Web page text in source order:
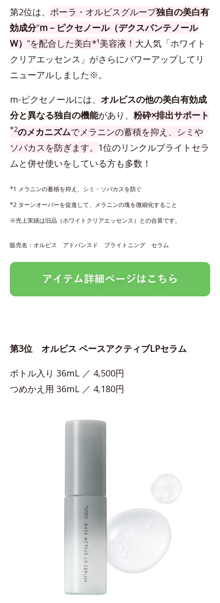
第2位は、 ポーラ・オルビスグループ独自の美白有
効成分“m－ピクセノール（デクスパンテノール
W） ”を配合した美白*¹美容液！ 大人気「ホワイト
クリアエッセンス」がさらにパワーアップしてリ
ニューアルしました※。
m-ピクセノールには、 オルビスの他の美白有効成
分と異なる独自の機能があり、 粉砕×排出サポート
*2のメカニズムでメラニンの蓄積を抑え、シミや
ソバカスを防ぎます。 1位のリンクルブライトセラ
ムと併せ使いをしている方も多数！
*1 メラニンの蓄積を抑え、シミ・ソバカスを防ぐ
*2 ターンオーバーを促進して、メラニンの塊を微細化すること
※売上実績は旧品（ホワイトクリアエッセンス）との合算です。
販売名：オルビス アドバンスド ブライトニング セラム
第3位 オルビス ベースアクティブLPセラム
ボトル入り 36mL ／ 4,500円
つめかえ用 36mL ／ 4,180円